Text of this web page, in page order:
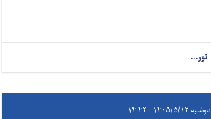
نور...
دوشنبه ۱۴۰۵/۵/۱۲ - ۱۴:۴۲